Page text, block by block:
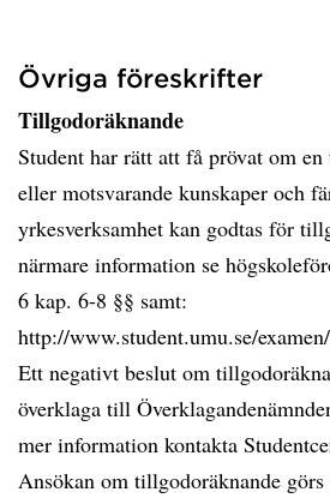
Övriga föreskrifter
Tillgodoräknande
Student har rätt att få prövat om
eller motsvarande kunskaper och
yrkesverksamhet kan godtas för
närmare information se
6 kap. 6-8 §§ samt:
http://www.student.umu.se/
Ett negativt beslut om
överklaga till
mer information kontakta
Ansökan om tillgodoräknande